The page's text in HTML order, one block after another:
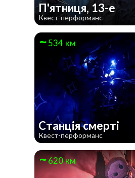
П'ятниця, 13-е
Квест-перформанс
534 км
Станція смерті
Квест-перформанс
620 км